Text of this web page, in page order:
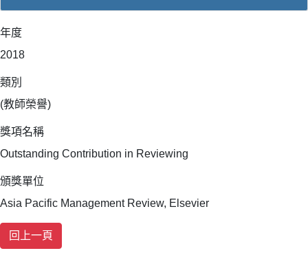
年度
2018
類別
(教師榮譽)
獎項名稱
Outstanding Contribution in Reviewing
頒獎單位
Asia Pacific Management Review, Elsevier